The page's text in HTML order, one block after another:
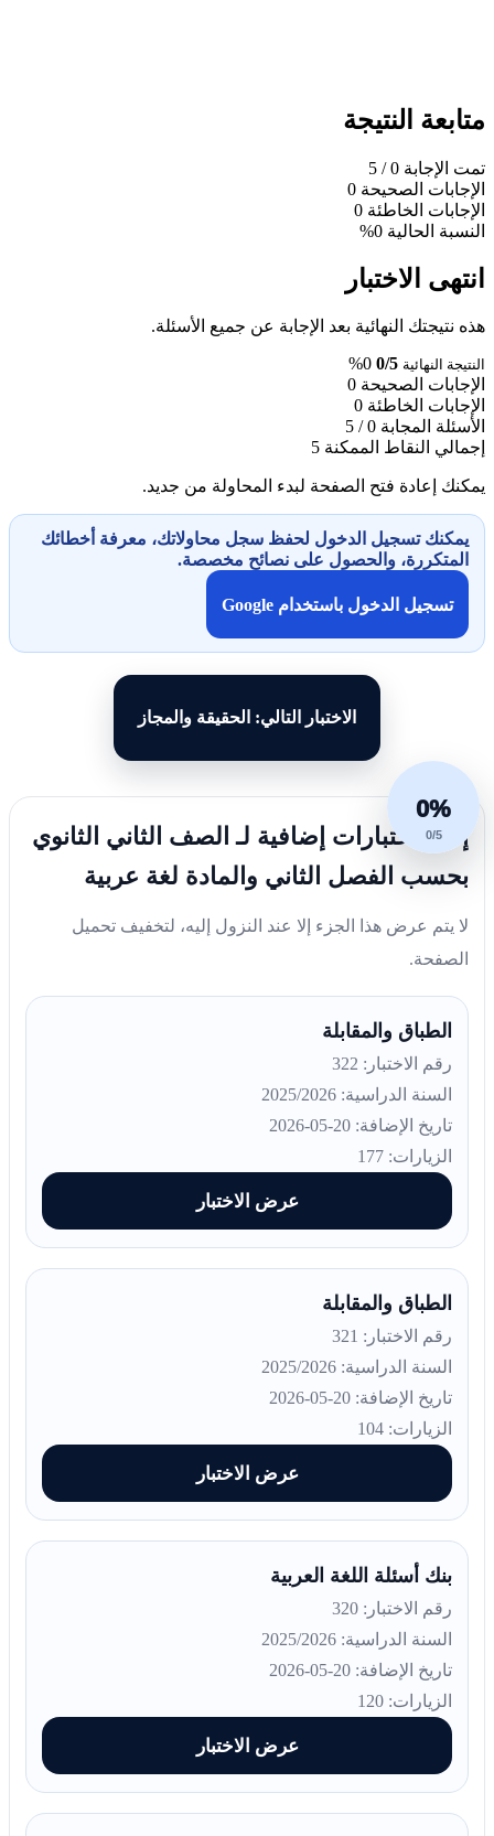
متابعة النتيجة
تمت الإجابة 0
/ 5
الإجابات الصحيحة 0
الإجابات الخاطئة 0
النسبة الحالية 0%
انتهى الاختبار
هذه نتيجتك النهائية بعد الإجابة عن جميع الأسئلة.
النتيجة النهائية 0/5
0%
الإجابات الصحيحة 0
الإجابات الخاطئة 0
الأسئلة المجابة 0 / 5
إجمالي النقاط الممكنة 5
يمكنك إعادة فتح الصفحة لبدء المحاولة من جديد.
يمكنك تسجيل الدخول لحفظ سجل محاولاتك، معرفة أخطائك
المتكررة، والحصول على نصائح مخصصة.
تسجيل الدخول باستخدام Google
الاختبار التالي: الحقيقة والمجاز
0%
0/5
إليك اختبارات إضافية لـ الصف الثاني الثانوي
بحسب الفصل الثاني والمادة لغة عربية
لا يتم عرض هذا الجزء إلا عند النزول إليه، لتخفيف تحميل
الصفحة.
الطباق والمقابلة
رقم الاختبار: 322
السنة الدراسية: 2025/2026
تاريخ الإضافة: 20-05-2026
الزيارات: 177
عرض الاختبار
الطباق والمقابلة
رقم الاختبار: 321
السنة الدراسية: 2025/2026
تاريخ الإضافة: 20-05-2026
الزيارات: 104
عرض الاختبار
بنك أسئلة اللغة العربية
رقم الاختبار: 320
السنة الدراسية: 2025/2026
تاريخ الإضافة: 20-05-2026
الزيارات: 120
عرض الاختبار